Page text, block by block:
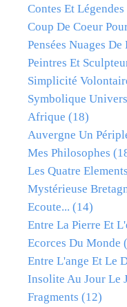
Contes Et Légendes
Coup De Coeur
Pensées Nuages De
Peintres Et
Simplicité
Symbolique
Afrique (18)
Auvergne Un
Mes Philosophes
Les Quatre Elements
Mystérieuse
Ecoute... (14)
Entre La Pierre Et
Ecorces Du Monde
Entre L'ange Et Le
Insolite Au Jour Le
Fragments (12)